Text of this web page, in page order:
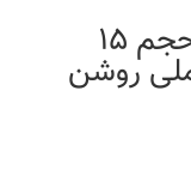
رنگ ابرو مارال شماره 9 حجم 15
روشن